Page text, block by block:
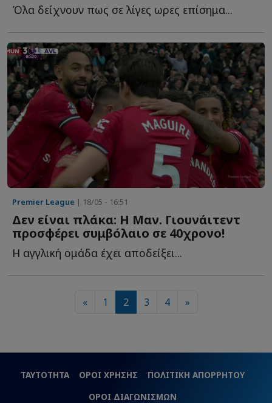
Όλα δείχνουν πως σε λίγες ωρες επίσημα...
Premier League | 18/05 - 16:51
Δεν είναι πλάκα: Η Μαν. Γιουνάιτεντ
προσφέρει συμβόλαιο σε 40χρονο!
Η αγγλική ομάδα έχει αποδείξει...
« 1 2 3 4 »
ΤΑΥΤΟΤΗΤΑ ΟΡΟΙ ΧΡΗΣΗΣ
ΠΟΛΙΤΙΚΗ ΑΠΟΡΡΗΤΟΥ
ΟΡΟΙ ΔΙΑΓΩΝΙΣΜΩΝ